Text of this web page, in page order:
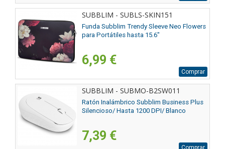
SUBBLIM - SUBLS-SKIN151
Funda Subblim Trendy Sleeve Neo Flowers
para Portátiles hasta 15.6"
6,99 €
Comprar
SUBBLIM - SUBMO-B2SW011
Ratón Inalámbrico Subblim Business Plus
Silencioso/ Hasta 1200 DPI/ Blanco
7,39 €
Comprar